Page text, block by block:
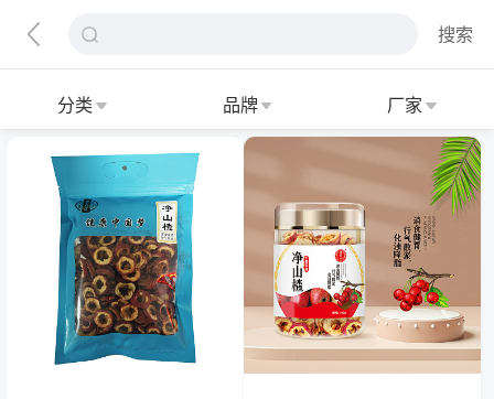
搜索
分类 品牌 厂家